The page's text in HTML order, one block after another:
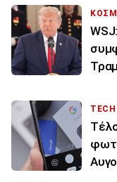
TECH